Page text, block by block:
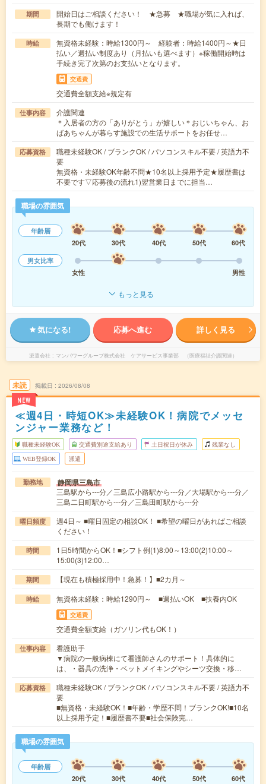
期間
開始日はご相談ください！ ★急募 ★職場が気に入れば、
長期でも働けます！
時給
無資格未経験：時給1300円～ 経験者：時給1400円～★日
払い／週払い制度あり（月払いも選べます）※稼働開始時は
手続き完了次第のお支払いとなります。
交通費
交通費全額支給※規定有
仕事内容
介護関連
＊入居者の方の「ありがとう」が嬉しい＊おじいちゃん、お
ばあちゃんが暮らす施設での生活サポートをお任せ…
応募資格
職種未経験OK / ブランクOK / パソコンスキル不要 / 英語力不
要
無資格・未経験OK年齢不問★10名以上採用予定★履歴書は
不要です▽応募後の流れ1)翌営業日までに担当…
職場の雰囲気
年齢層
20代
30代 40代 50代
60代
男女比率
女性
男性
もっと見る
気になる! 応募へ進む 詳しく見る
派遣会社 マンパワーグループ株式会社 ケアサービス事業部 （医療福祉介護関連）
未読
NEW
掲載日 2026/08/08
≪週4日・時短OK≫未経験OK！病院でメッセ
ンジャー業務など！
職種未経験OK 交通費別途支給あり 土日祝日が休み 残業なし
WEB登録OK 派遣
勤務地 静岡県三島市
三島駅から---分／三島広小路駅から---分／大場駅から---分／
三島二日町駅から---分／三島田町駅から---分
曜日頻度
週4日～ ■曜日固定の相談OK！ ■希望の曜日があればご相談
ください！
時間
1日5時間からOK！■シフト例(1)8:00～13:00(2)10:00～
15:00(3)12:00…
期間 【現在も積極採用中！急募！】■2カ月～
時給 無資格未経験：時給1290円～ ■週払いOK ■扶養内OK
交通費
交通費全額支給（ガソリン代もOK！）
仕事内容
看護助手
▼病院の一般病棟にて看護師さんのサポート！具体的に
は、・器具の洗浄・ベットメイキングやシーツ交換・移…
応募資格
職種未経験OK / ブランクOK / パソコンスキル不要 / 英語力不
要
■無資格・未経験OK！■年齢・学歴不問！ブランクOK!■10名
以上採用予定！■履歴書不要■社会保険完…
職場の雰囲気
年齢層
20代
30代 40代 50代
60代